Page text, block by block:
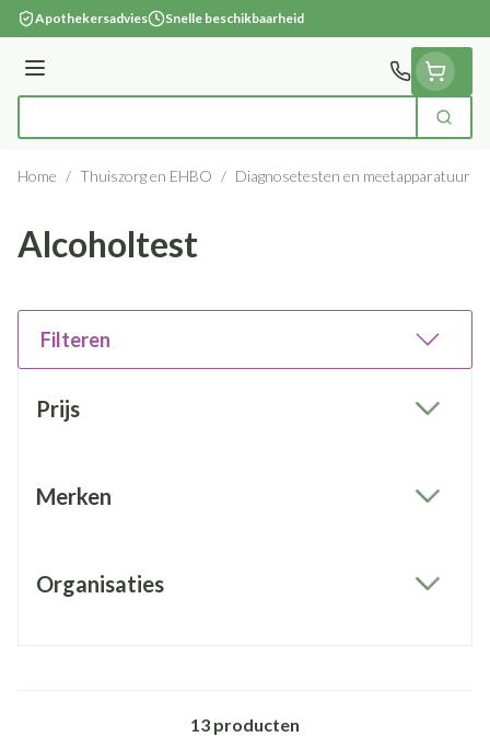
Ga naar de inhoud
Apothekersadvies Snelle beschikbaarheid
Menu
Zoek
Home / Thuiszorg en EHBO / Diagnosetesten en meetapparatuur
Alcoholtest
Filteren
Prijs
Merken
Organisaties
13 producten